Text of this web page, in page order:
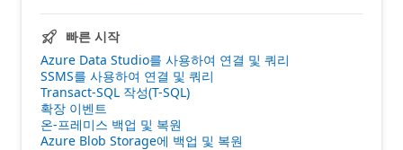
빠른 시작
Azure Data Studio를 사용하여 연결 및 쿼리
SSMS를 사용하여 연결 및 쿼리
Transact-SQL 작성(T-SQL)
확장 이벤트
온-프레미스 백업 및 복원
Azure Blob Storage에 백업 및 복원